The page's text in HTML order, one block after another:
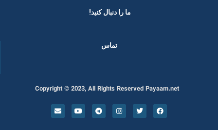
ما را دنبال کنید! ​
تماس
Copyright © 2023, All Rights Reserved Payaam.net